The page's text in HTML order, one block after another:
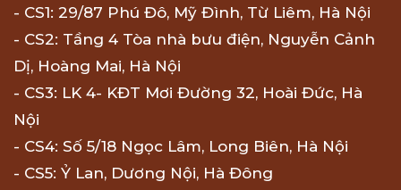
- CS1: 29/87 Phú Đô, Mỹ Đình, Từ Liêm, Hà Nội
- CS2: Tầng 4 Tòa nhà bưu điện, Nguyễn Cảnh
Dị, Hoàng Mai, Hà Nội
- CS3: LK 4- KĐT Mơi Đường 32, Hoài Đức, Hà
Nội
- CS4: Số 5/18 Ngọc Lâm, Long Biên, Hà Nội
- CS5: Ỷ Lan, Dương Nội, Hà Đông